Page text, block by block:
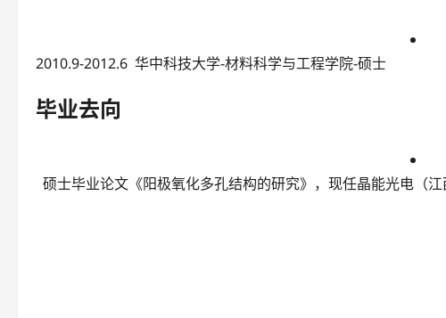
2010.9-2012.6 华中科技大学-材料科学与工程学院-硕士
毕业去向
硕士毕业论文《阳极氧化多孔结构的研究》，现任晶能光电（江